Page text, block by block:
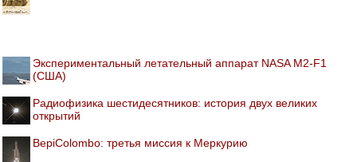
Экспериментальный летательный аппарат NASA M2-F1
(США)
Радиофизика шестидесятников: история двух великих
открытий
BepiColombo: третья миссия к Меркурию